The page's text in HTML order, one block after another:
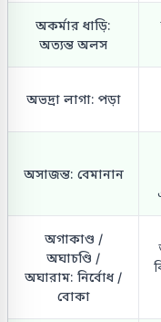
অকর্মার ধাড়ি:
অত্যন্ত অলস
অভদ্রা লাগা: পড়া
অসাজন্ত: বেমানান
অগাকাণ্ড /
অঘাচণ্ডি /
অঘারাম: নির্বোধ /
বোকা